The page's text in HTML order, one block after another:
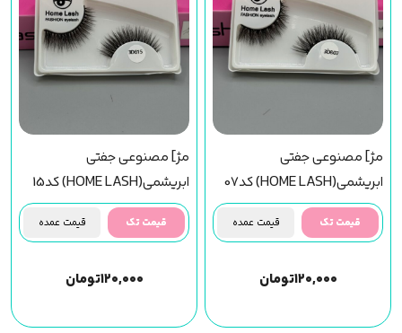
مژ] مصنوعی جفتی
ابریشمی(HOME LASH) کد07
قیمت تک قیمت عمده
۱۲۰,۰۰۰تومان
مژ] مصنوعی جفتی
ابریشمی(HOME LASH) کد15
قیمت تک قیمت عمده
۱۲۰,۰۰۰تومان